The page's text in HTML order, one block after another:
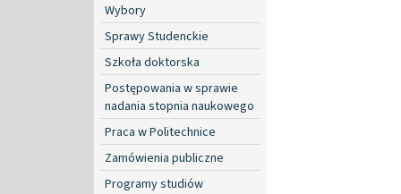
Wybory
Sprawy Studenckie
Szkoła doktorska
Postępowania w sprawie
nadania stopnia naukowego
Praca w Politechnice
Zamówienia publiczne
Programy studiów